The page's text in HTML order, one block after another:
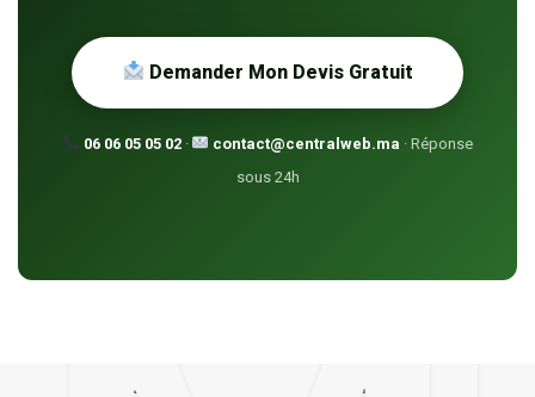
Demander Mon Devis Gratuit
06 06 05 05 02· contact@centralweb.ma · Réponse
sous 24h